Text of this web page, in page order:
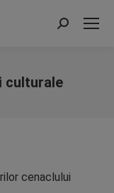
Search:
culturale
cenaclului